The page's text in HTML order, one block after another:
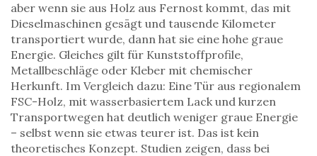
aber wenn sie aus Holz aus Fernost kommt, das mit
Dieselmaschinen gesägt und tausende Kilometer
transportiert wurde, dann hat sie eine hohe graue
Energie. Gleiches gilt für Kunststoffprofile,
Metallbeschläge oder Kleber mit chemischer
Herkunft. Im Vergleich dazu: Eine Tür aus regionalem
FSC-Holz, mit wasserbasiertem Lack und kurzen
Transportwegen hat deutlich weniger graue Energie
– selbst wenn sie etwas teurer ist. Das ist kein
theoretisches Konzept. Studien zeigen, dass bei